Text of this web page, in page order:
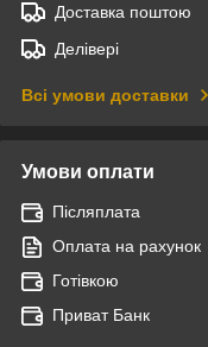
Доставка поштою
Делівері
Всі умови доставки
Умови оплати
Післяплата
Оплата на рахунок
Готівкою
Приват Банк